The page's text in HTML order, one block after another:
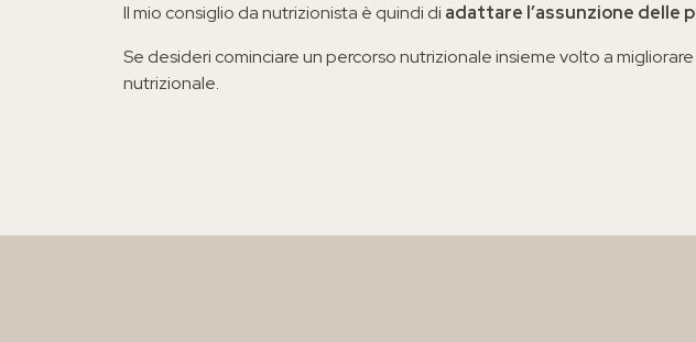
Il mio consiglio da nutrizionista è quindi di adattare l’assunzione
Se desideri cominciare un percorso nutrizionale insieme volto a
nutrizionale.